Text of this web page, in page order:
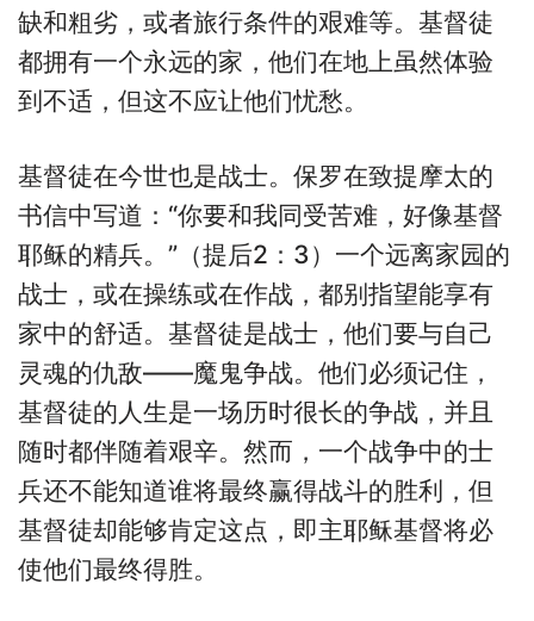
缺和粗劣，或者旅行条件的艰难等。基督徒
都拥有一个永远的家，他们在地上虽然体验
到不适，但这不应让他们忧愁。
基督徒在今世也是战士。保罗在致提摩太的
书信中写道：“你要和我同受苦难，好像基督
耶稣的精兵。”（提后2：3）一个远离家园的
战士，或在操练或在作战，都别指望能享有
家中的舒适。基督徒是战士，他们要与自己
灵魂的仇敌——魔鬼争战。他们必须记住，
基督徒的人生是一场历时很长的争战，并且
随时都伴随着艰辛。然而，一个战争中的士
兵还不能知道谁将最终赢得战斗的胜利，但
基督徒却能够肯定这点，即主耶稣基督将必
使他们最终得胜。